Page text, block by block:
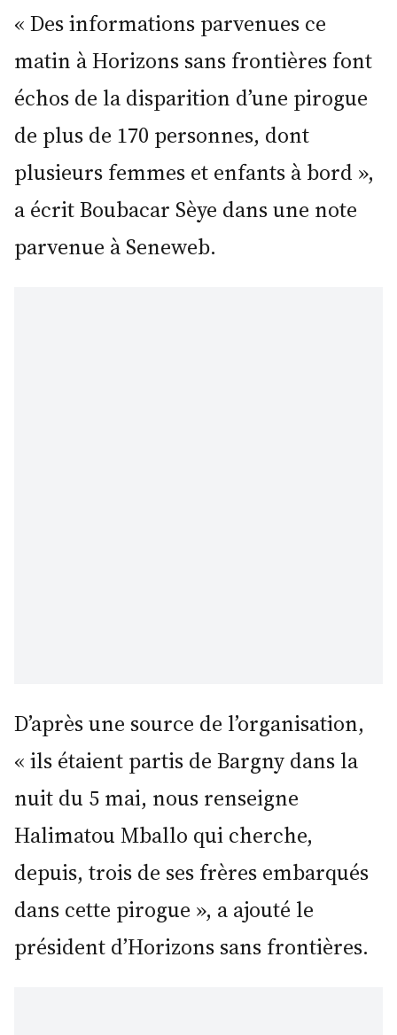
« Des informations parvenues ce
matin à Horizons sans frontières font
échos de la disparition d’une pirogue
de plus de 170 personnes, dont
plusieurs femmes et enfants à bord »,
a écrit Boubacar Sèye dans une note
parvenue à Seneweb.
D’après une source de l’organisation,
« ils étaient partis de Bargny dans la
nuit du 5 mai, nous renseigne
Halimatou Mballo qui cherche,
depuis, trois de ses frères embarqués
dans cette pirogue », a ajouté le
président d’Horizons sans frontières.